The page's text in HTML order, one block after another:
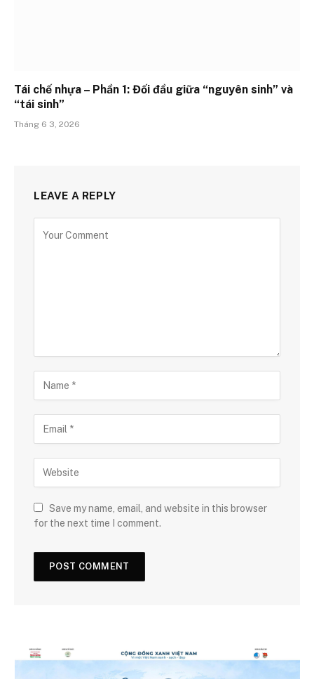
Tái chế nhựa – Phần 1: Đối đầu giữa “nguyên sinh” và
“tái sinh”
Tháng 6 3, 2026
LEAVE A REPLY
Save my name, email, and website in this browser
for the next time I comment.